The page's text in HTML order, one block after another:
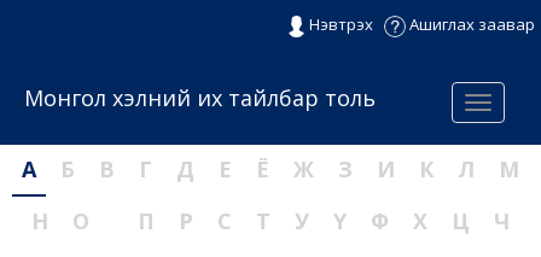
Нэвтрэх Ашиглах заавар
Menu
Монгол хэлний их тайлбар толь
А Б В Г Д Е Ё Ж З И К Л
М
Н
О П Р С Т У Ү Ф Х Ц
Ч